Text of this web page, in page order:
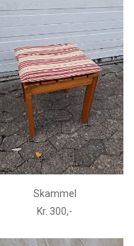
Skammel
Kr. 300,-